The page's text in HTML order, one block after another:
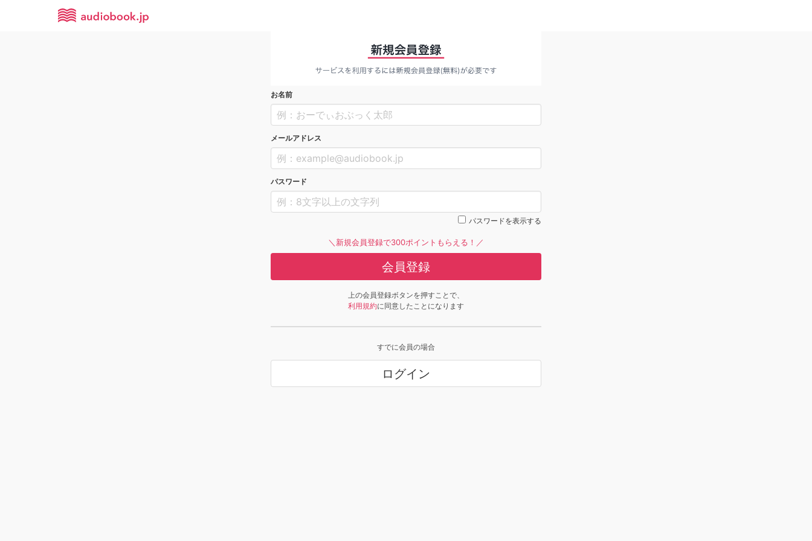
お名前
メールアドレス
パスワード
パスワードを表示する
＼新規会員登録で300ポイントもらえる！／
会員登録
上の会員登録ボタンを押すことで、
利用規約に同意したことになります
すでに会員の場合
ログイン